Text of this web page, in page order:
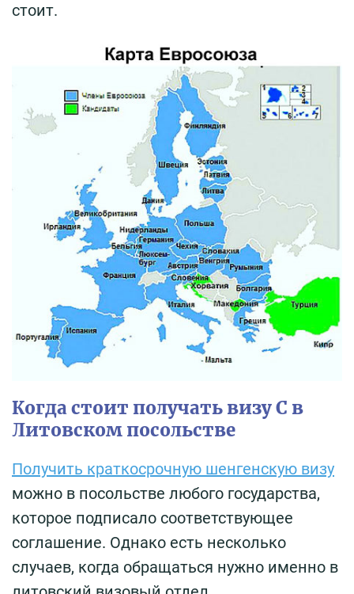
стоит.
Когда стоит получать визу С в
Литовском посольстве
Получить краткосрочную шенгенскую визу
можно в посольстве любого государства,
которое подписало соответствующее
соглашение. Однако есть несколько
случаев, когда обращаться нужно именно в